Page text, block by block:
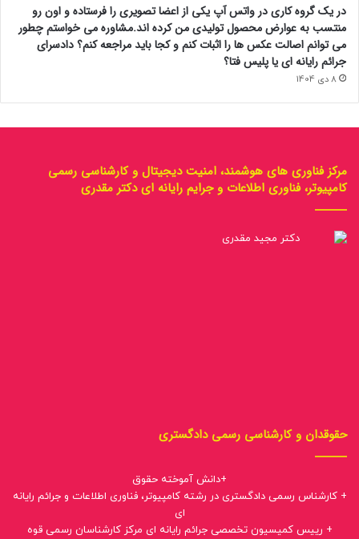
در یک گروه کاری در واتس آپ یکی از اعضا تصویری را فرستاده و اون رو
منتسب به عوارض محصول تولیدی من کرده اند.مشاوره می خواستم چطور
می توانم اصالت عکس ها را اثبات کنم و کجا باید مراجعه کنم؟ دادسرای
جرائم رایانه ای یا پلیس فتا؟
8 دی 1404
مرکز فناوری های هوشمند، امنیت دیجیتال و کارشناسی رسمی
کامپیوتر، فناوری اطلاعات و جرایم رایانه ای دکتر مقدری
حقوقدان و کارشناسی رسمی دادگستری
+دانش آموخته حقوق
+ کارشناس رسمی دادگستری در رشته کامپیوتر، فناوری اطلاعات و جرائم رایانه
ای
+ رییس کمیسیون تخصصی جرائم رایانه ای مرکز کارشناسان رسمی قوه